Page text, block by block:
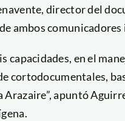
director del
ambos comunicadores
en el
cortodocumentales,
apuntó